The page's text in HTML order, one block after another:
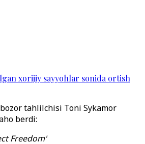
xorijiy sayyohlar sonida ortish
tahlilchisi Toni Sykamor
berdi:
Freedom'